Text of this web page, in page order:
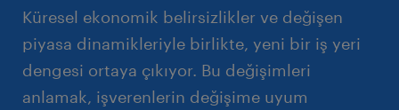
Küresel ekonomik belirsizlikler ve değişen
piyasa dinamikleriyle birlikte, yeni bir iş yeri
dengesi ortaya çıkıyor. Bu değişimleri
anlamak, işverenlerin değişime uyum